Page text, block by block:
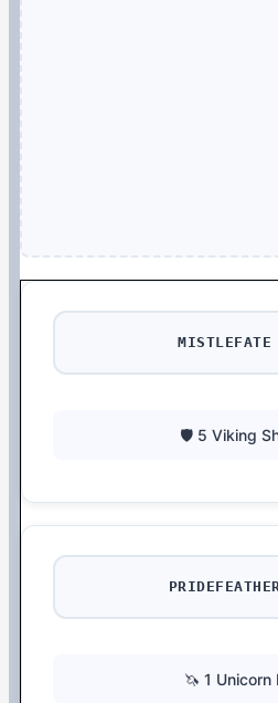
MISTLEFATE
🛡️ 5 Viking
🦄 1 Unicorn